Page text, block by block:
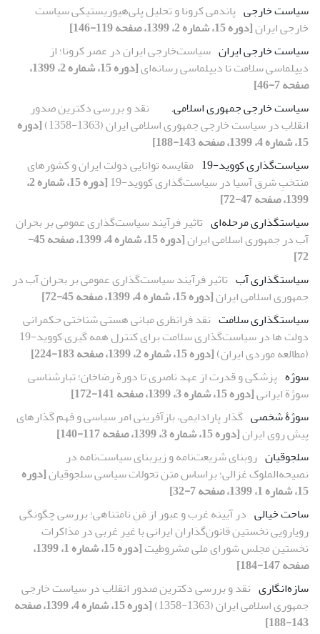
سیاست خارجی پاندمی کرونا و تحلیل پلی‌هیوریستیکی سیاست
خارجی ایران[دوره 15، شماره 2، 1399، صفحه 119-146]
سیاست خارجی ایران سیاست‌خارجی ایران در عصر کرونا؛ از
دیپلماسی سلامت تا دیپلماسی رسانه‌ای
[دوره 15، شماره 2، 1399،
صفحه 7-46]
سیاست خارجی جمهوری اسلامی.
نقد و بررسی دکترین صدور
انقلاب در سیاست خارجی جمهوری اسلامی ایران (1363-1358)
[دوره
15، شماره 4، 1399، صفحه 143-188]
سیاست‌گذاری کووید-19
مقایسه توانایی دولتِ ایران و کشور‌های
منتخبِ شرقِ آسیا در سیاست‌گذاری کووید-19
[دوره 15، شماره 2،
1399، صفحه 47-72]
سیاستگذاری مرحله‌ای تاثیر فرآیند سیاست‌گذاری عمومی بر بحران
آب در جمهوری اسلامی ایران
[دوره 15، شماره 4، 1399، صفحه 45-
72]
سیاستگذاری آب تاثیر فرآیند سیاست‌گذاری عمومی بر بحران آب در
جمهوری اسلامی ایران[دوره 15، شماره 4، 1399، صفحه 45-72]
سیاستگذاری سلامت نقد فرانظری مبانی هستی شناختی حکمرانی
دولت ها در سیاست‌گذاری سلامت برای کنترل همه گیری کووید-19
(مطالعه موردی ایران)[دوره 15، شماره 2، 1399، صفحه 183-224]
سوژه پزشکی و قدرت از عهد ناصری تا دورة رضاخان؛ تبارشناسی
سوژة ایرانی[دوره 15، شماره 3، 1399، صفحه 141-172]
سوژۀ شخصی گذار پارادایمی، بازآفرینی امر سیاسی و فهم گذارهای
پیش روی ایران[دوره 15، شماره 3، 1399، صفحه 117-140]
سلجوقیان روبنای شریعت‌‌نامه و زیربنای سیاست‌‌نامه در
نصیحه‌‌الملوک غزالی؛ براساس متن تحولات سیاسی سلجوقیان[دوره
15، شماره 1، 1399، صفحه 7-32]
ساحت خیالی در آیینه غرب و عبور از مَنِ نامتناهی؛ بررسی چگونگی
رویارویی نخستین قانون‌گذاران ایرانی با غیرِ غربی در مذاکرات
نخستین مجلس شورای ملی مشروطیت
[دوره 15، شماره 1، 1399،
صفحه 147-184]
سازه‌انگاری نقد و بررسی دکترین صدور انقلاب در سیاست خارجی
جمهوری اسلامی ایران (1363-1358)
[دوره 15، شماره 4، 1399، صفحه
143-188]